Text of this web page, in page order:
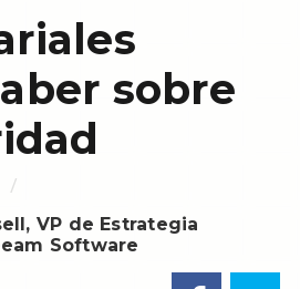
sobre
VP de Estrategia
Software